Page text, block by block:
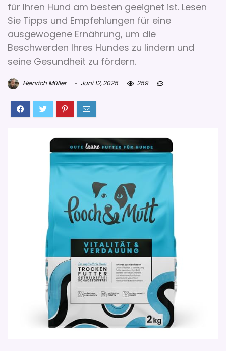
für Ihren Hund am besten geeignet ist. Lesen
Sie Tipps und Empfehlungen für eine
ausgewogene Ernährung, um die
Beschwerden Ihres Hundes zu lindern und
seine Gesundheit zu fördern.
Heinrich Müller Juni 12, 2025 259